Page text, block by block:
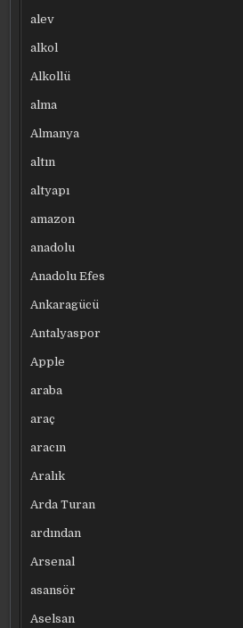
alev
alkol
Alkollü
alma
Almanya
altın
altyapı
amazon
anadolu
Anadolu Efes
Ankaragücü
Antalyaspor
Apple
araba
araç
aracın
Aralık
Arda Turan
ardından
Arsenal
asansör
Aselsan